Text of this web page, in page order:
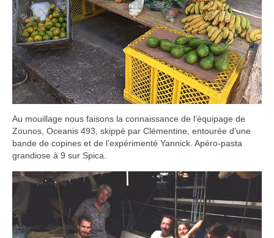
Au mouillage nous faisons la connaissance de l’équipage de
Zounos, Oceanis 493, skippé par Clémentine, entourée d’une
bande de copines et de l’expérimenté Yannick. Apéro-pasta
grandiose à 9 sur Spica.